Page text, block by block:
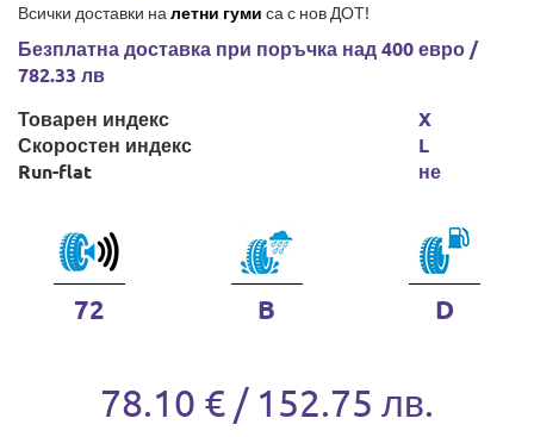
Всички доставки на летни гуми са с нов ДОТ!
Безплатна доставка при поръчка над 400 евро /
782.33 лв
Товарен индекс
Скоростен индекс
Run-flat
X
L
не
72 B D
78.10 € / 152.75 лв.